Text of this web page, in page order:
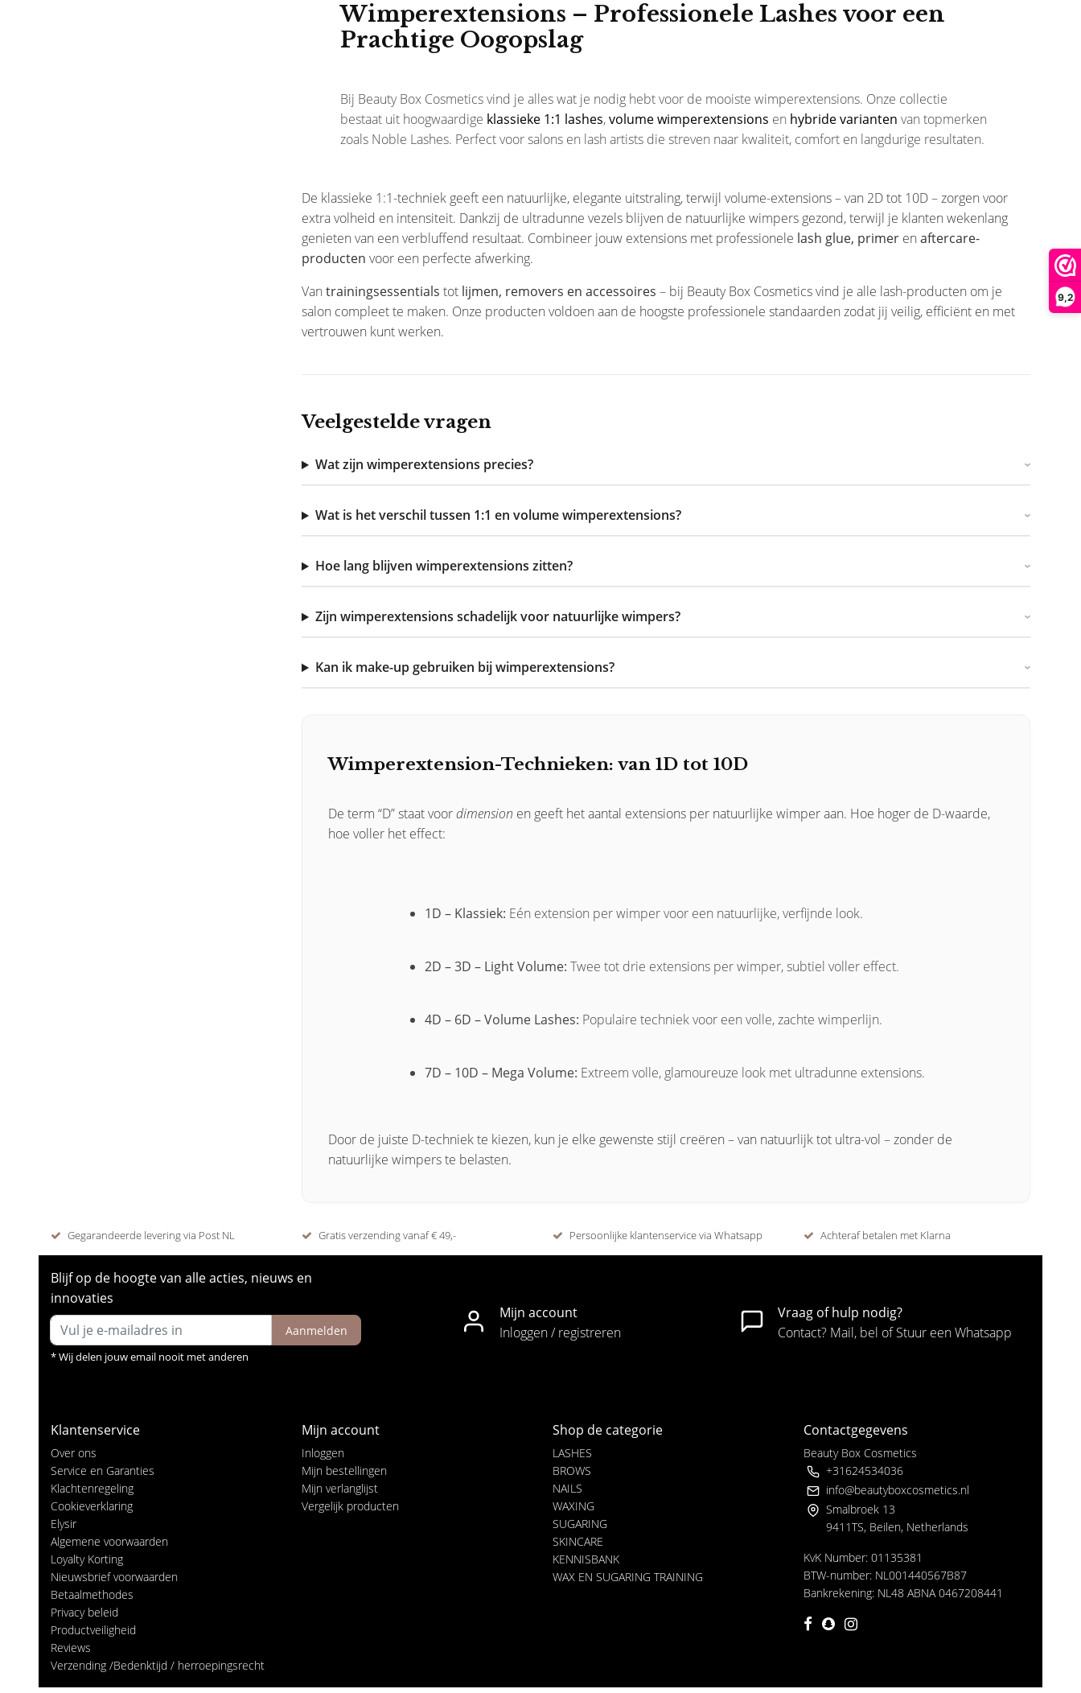
9,2
Wimperextensions – Professionele Lashes voor een
Prachtige Oogopslag
Bij Beauty Box Cosmetics vind je alles wat je nodig hebt voor de mooiste wimperextensions. Onze collectie
bestaat uit hoogwaardige klassieke 1:1 lashes,volume wimperextensions en hybride varianten van topmerken
zoals Noble Lashes. Perfect voor salons en lash artists die streven naar kwaliteit, comfort en langdurige resultaten.
De klassieke 1:1-techniek geeft een natuurlijke, elegante uitstraling, terwijl volume-extensions – van 2D tot 10D – zorgen voor
extra volheid en intensiteit. Dankzij de ultradunne vezels blijven de natuurlijke wimpers gezond, terwijl je klanten wekenlang
genieten van een verbluffend resultaat. Combineer jouw extensions met professionele lash glue, primer en aftercare-
producten voor een perfecte afwerking.
Van trainingsessentials tot lijmen, removers en accessoires – bij Beauty Box Cosmetics vind je alle lash-producten om je
salon compleet te maken. Onze producten voldoen aan de hoogste professionele standaarden zodat jij veilig, efficiënt en met
vertrouwen kunt werken.
Veelgestelde vragen
Wat zijn wimperextensions precies?
Wat is het verschil tussen 1:1 en volume wimperextensions?
Hoe lang blijven wimperextensions zitten?
Zijn wimperextensions schadelijk voor natuurlijke wimpers?
Kan ik make-up gebruiken bij wimperextensions?
Wimperextension-Technieken: van 1D tot 10D
De term “D” staat voordimension en geeft het aantal extensions per natuurlijke wimper aan. Hoe hoger de D-waarde,
hoe voller het effect:
1D – Klassiek: Eén extension per wimper voor een natuurlijke, verfijnde look.
2D – 3D – Light Volume: Twee tot drie extensions per wimper, subtiel voller effect.
4D – 6D – Volume Lashes: Populaire techniek voor een volle, zachte wimperlijn.
7D – 10D – Mega Volume: Extreem volle, glamoureuze look met ultradunne extensions.
Door de juiste D-techniek te kiezen, kun je elke gewenste stijl creëren – van natuurlijk tot ultra-vol – zonder de
natuurlijke wimpers te belasten.
Gegarandeerde levering via Post NL Gratis verzending vanaf € 49,- Persoonlijke klantenservice via Whatsapp Achteraf betalen met Klarna
Blijf op de hoogte van alle acties, nieuws en
innovaties
Aanmelden
* Wij delen jouw email nooit met anderen
Mijn account
Inloggen / registreren
Vraag of hulp nodig?
Contact? Mail, bel of Stuur een Whatsapp
Klantenservice
Over ons
Service en Garanties
Klachtenregeling
Cookieverklaring
Elysir
Algemene voorwaarden
Loyalty Korting
Nieuwsbrief voorwaarden
Betaalmethodes
Privacy beleid
Productveiligheid
Reviews
Verzending /Bedenktijd / herroepingsrecht
Mijn account
Inloggen
Mijn bestellingen
Mijn verlanglijst
Vergelijk producten
Shop de categorie
LASHES
BROWS
NAILS
WAXING
SUGARING
SKINCARE
KENNISBANK
WAX EN SUGARING TRAINING
Contactgegevens
Beauty Box Cosmetics
+31624534036
info@beautyboxcosmetics.nl
Smalbroek 13
9411TS, Beilen, Netherlands
KvK Number: 01135381
BTW-number: NL001440567B87
Bankrekening: NL48 ABNA 0467208441